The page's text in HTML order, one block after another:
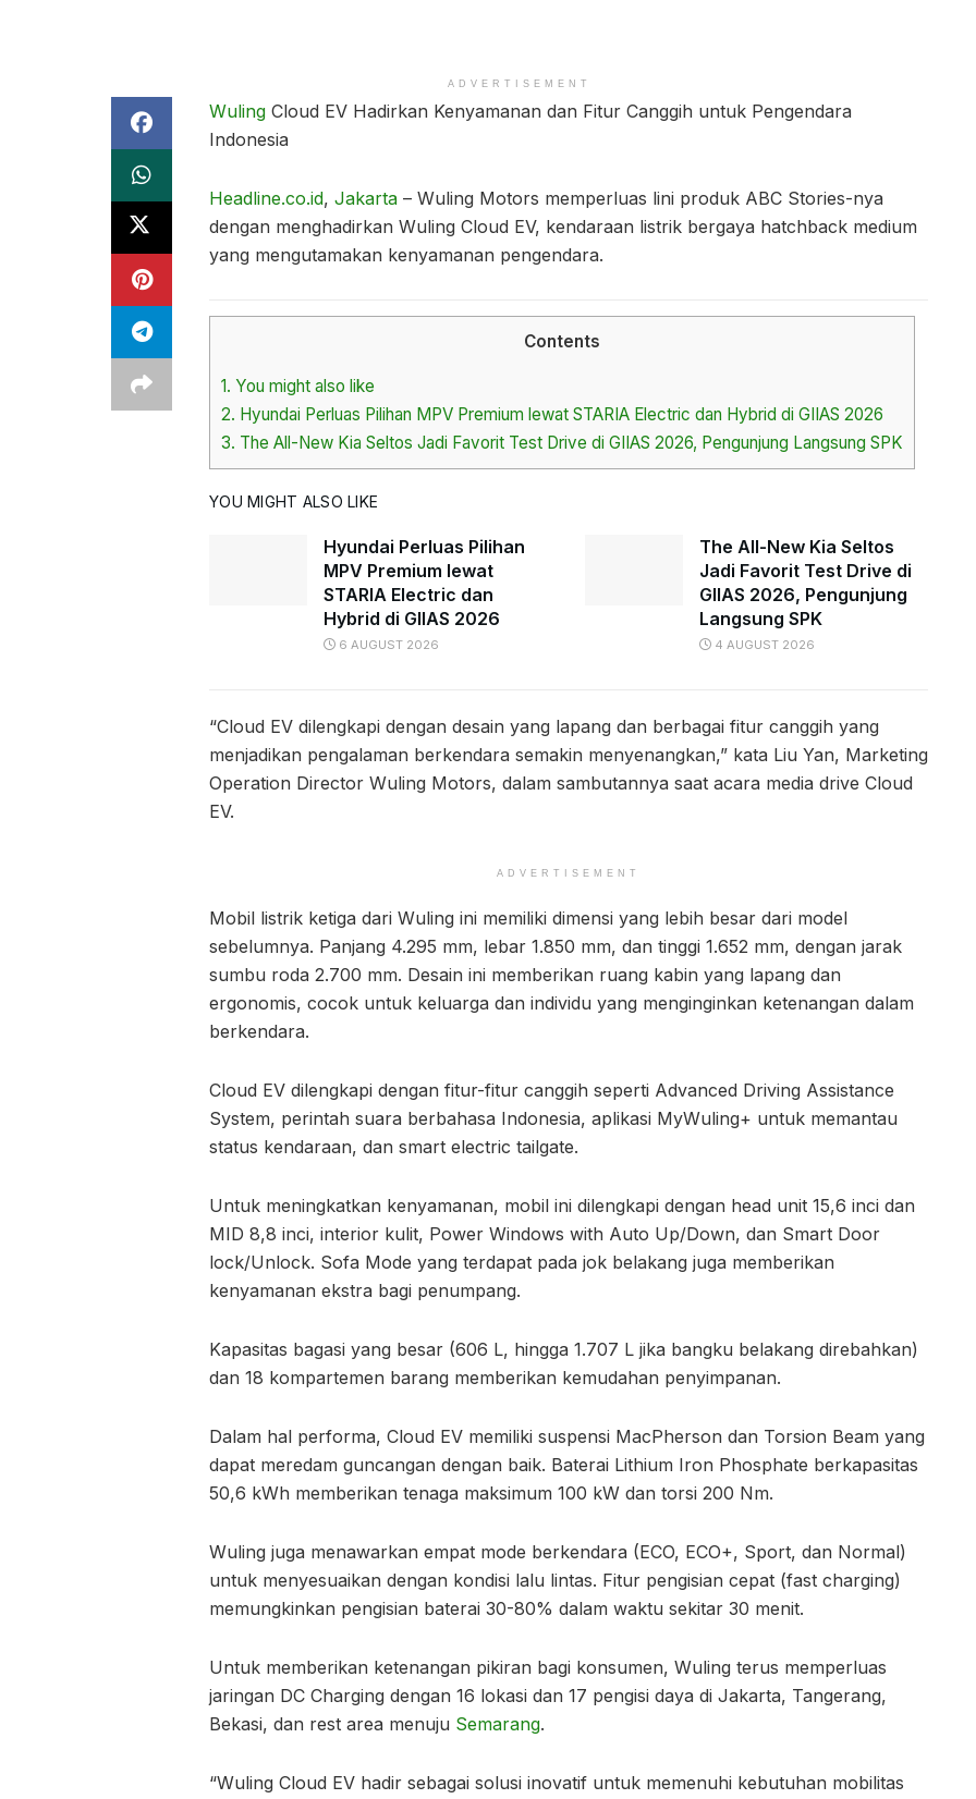
ADVERTISEMENT
Wuling Cloud EV Hadirkan Kenyamanan dan Fitur Canggih untuk Pengendara
Indonesia
Headline.co.id, Jakarta – Wuling Motors memperluas lini produk ABC Stories-nya
dengan menghadirkan Wuling Cloud EV, kendaraan listrik bergaya hatchback medium
yang mengutamakan kenyamanan pengendara.
Contents
1. You might also like
2. Hyundai Perluas Pilihan MPV Premium lewat STARIA Electric dan Hybrid di GIIAS 2026
3. The All-New Kia Seltos Jadi Favorit Test Drive di GIIAS 2026, Pengunjung Langsung SPK
YOU MIGHT ALSO LIKE
Hyundai Perluas Pilihan
MPV Premium lewat
STARIA Electric dan
Hybrid di GIIAS 2026
6 AUGUST 2026
The All-New Kia Seltos
Jadi Favorit Test Drive di
GIIAS 2026, Pengunjung
Langsung SPK
4 AUGUST 2026
“Cloud EV dilengkapi dengan desain yang lapang dan berbagai fitur canggih yang
menjadikan pengalaman berkendara semakin menyenangkan,” kata Liu Yan, Marketing
Operation Director Wuling Motors, dalam sambutannya saat acara media drive Cloud
EV.
ADVERTISEMENT
Mobil listrik ketiga dari Wuling ini memiliki dimensi yang lebih besar dari model
sebelumnya. Panjang 4.295 mm, lebar 1.850 mm, dan tinggi 1.652 mm, dengan jarak
sumbu roda 2.700 mm. Desain ini memberikan ruang kabin yang lapang dan
ergonomis, cocok untuk keluarga dan individu yang menginginkan ketenangan dalam
berkendara.
Cloud EV dilengkapi dengan fitur-fitur canggih seperti Advanced Driving Assistance
System, perintah suara berbahasa Indonesia, aplikasi MyWuling+ untuk memantau
status kendaraan, dan smart electric tailgate.
Untuk meningkatkan kenyamanan, mobil ini dilengkapi dengan head unit 15,6 inci dan
MID 8,8 inci, interior kulit, Power Windows with Auto Up/Down, dan Smart Door
lock/Unlock. Sofa Mode yang terdapat pada jok belakang juga memberikan
kenyamanan ekstra bagi penumpang.
Kapasitas bagasi yang besar (606 L, hingga 1.707 L jika bangku belakang direbahkan)
dan 18 kompartemen barang memberikan kemudahan penyimpanan.
Dalam hal performa, Cloud EV memiliki suspensi MacPherson dan Torsion Beam yang
dapat meredam guncangan dengan baik. Baterai Lithium Iron Phosphate berkapasitas
50,6 kWh memberikan tenaga maksimum 100 kW dan torsi 200 Nm.
Wuling juga menawarkan empat mode berkendara (ECO, ECO+, Sport, dan Normal)
untuk menyesuaikan dengan kondisi lalu lintas. Fitur pengisian cepat (fast charging)
memungkinkan pengisian baterai 30-80% dalam waktu sekitar 30 menit.
Untuk memberikan ketenangan pikiran bagi konsumen, Wuling terus memperluas
jaringan DC Charging dengan 16 lokasi dan 17 pengisi daya di Jakarta, Tangerang,
Bekasi, dan rest area menuju Semarang.
“Wuling Cloud EV hadir sebagai solusi inovatif untuk memenuhi kebutuhan mobilitas